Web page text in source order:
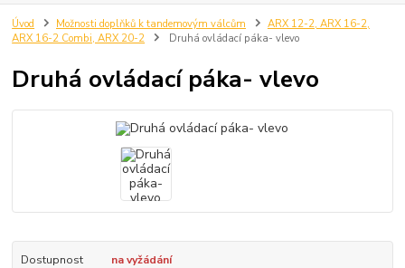
Úvod Možnosti doplňků k tandemovým válcům
ARX 12-2, ARX 16-2,
ARX 16-2 Combi, ARX 20-2
Druhá ovládací páka- vlevo
Druhá ovládací páka- vlevo
Dostupnost na vyžádání